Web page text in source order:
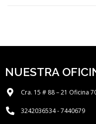
NUESTRA
Cra. 15 # 88 – 21 Oficina
3242036534 - 7440679